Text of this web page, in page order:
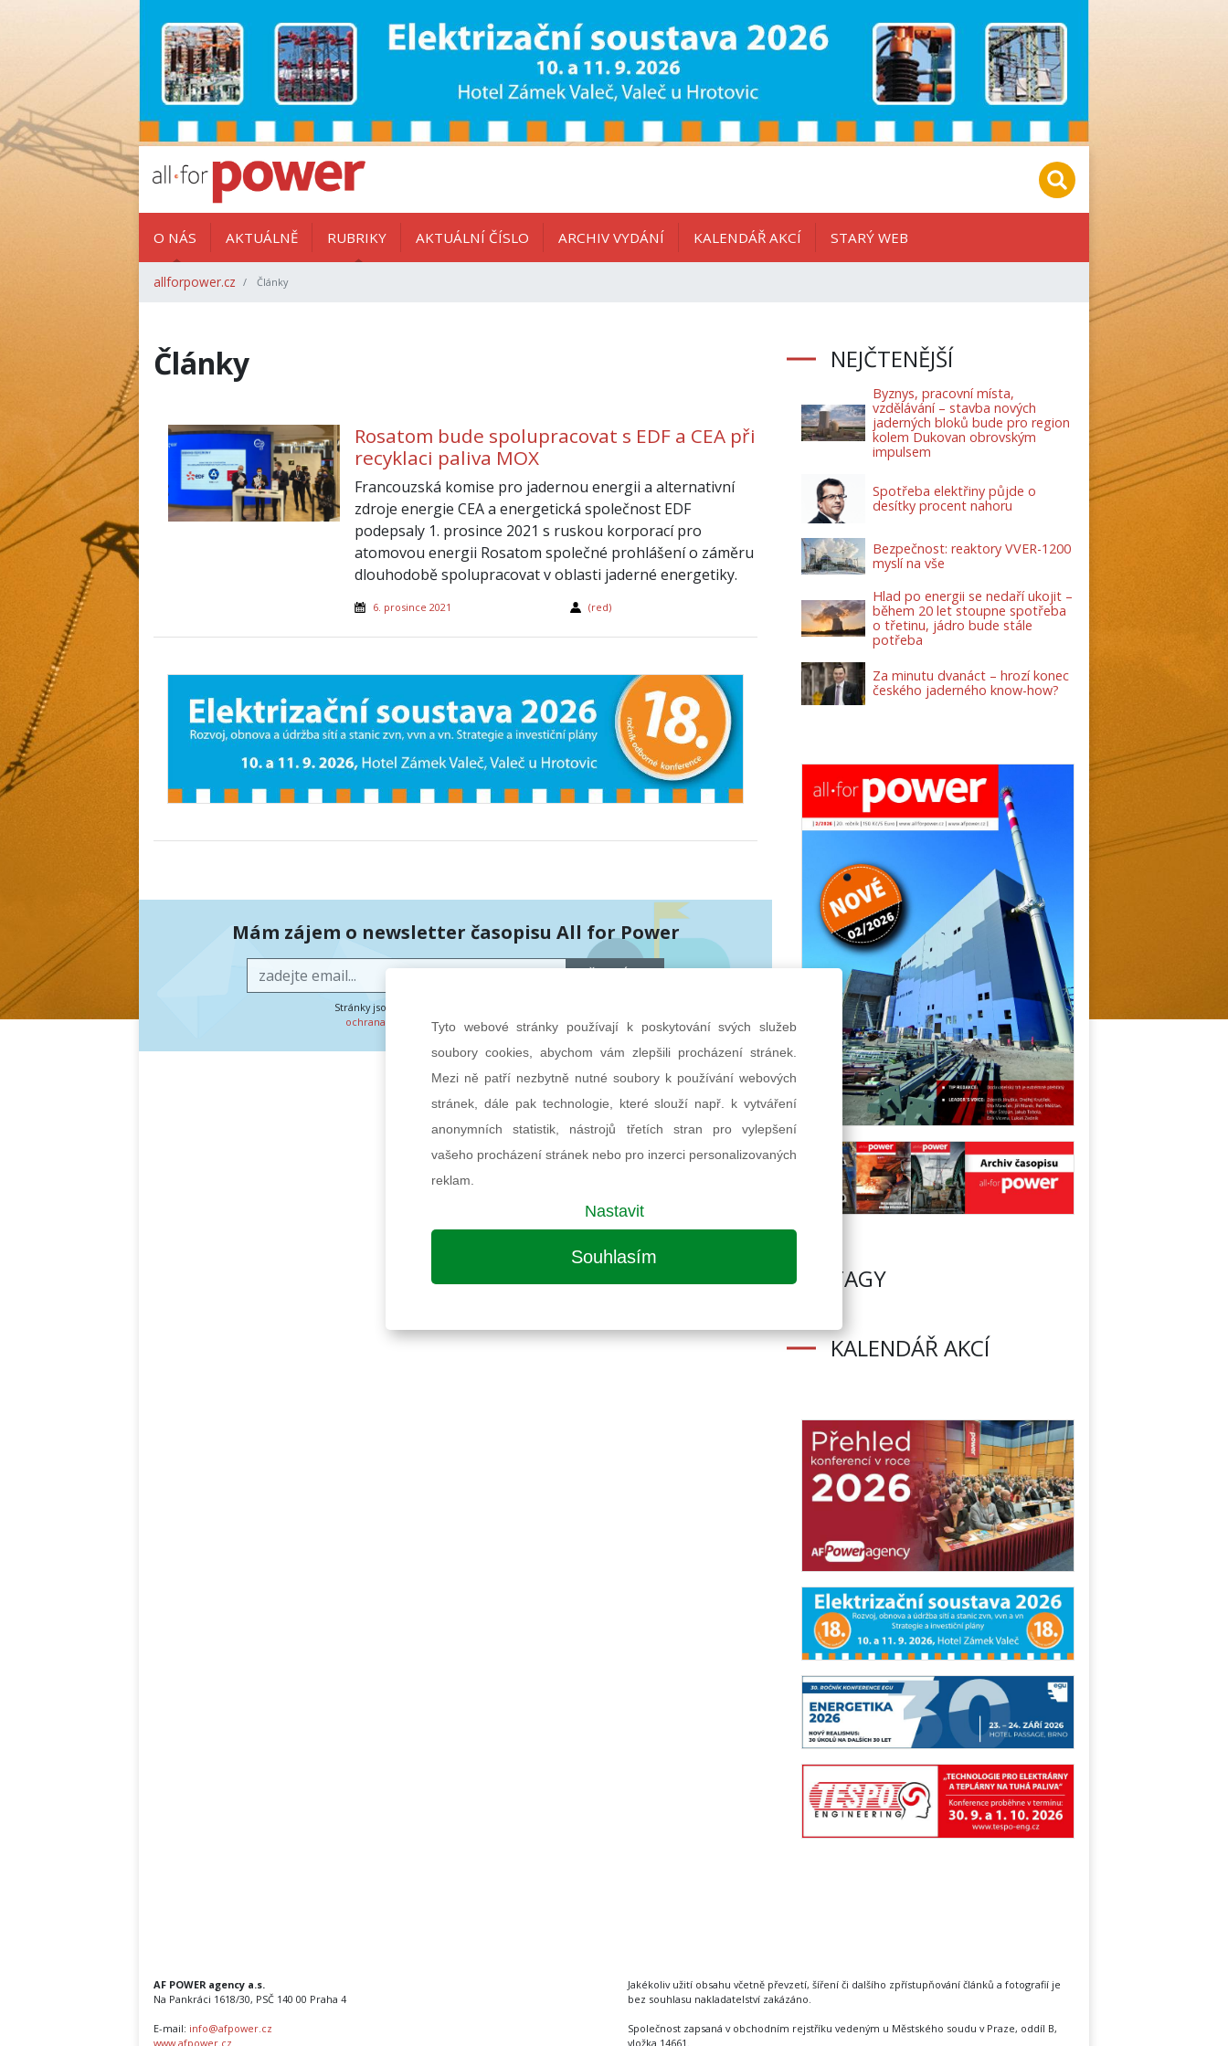
O NÁS AKTUÁLNĚ RUBRIKY AKTUÁLNÍ ČÍSLO ARCHIV VYDÁNÍ KALENDÁŘ AKCÍ STARÝ WEB
allforpower.cz Články
Články
Rosatom bude spolupracovat s EDF a CEA při
recyklaci paliva MOX
Francouzská komise pro jadernou energii a alternativní
zdroje energie CEA a energetická společnost EDF
podepsaly 1. prosince 2021 s ruskou korporací pro
atomovou energii Rosatom společné prohlášení o záměru
dlouhodobě spolupracovat v oblasti jaderné energetiky.
6. prosince 2021 (red)
Mám zájem o newsletter časopisu All for Power
Stránky jsou chráněny službou Google reCAPTCHA
ochrana osobních údajů asmluvní podmínky
NEJČTENĚJŠÍ
Byznys, pracovní místa,
vzdělávání – stavba nových
jaderných bloků bude pro region
kolem Dukovan obrovským
impulsem
Spotřeba elektřiny půjde o
desítky procent nahoru
Bezpečnost: reaktory VVER-1200
myslí na vše
Hlad po energii se nedaří ukojit –
během 20 let stoupne spotřeba
o třetinu, jádro bude stále
potřeba
Za minutu dvanáct – hrozí konec
českého jaderného know-how?
TAGY
KALENDÁŘ AKCÍ
AF POWER agency a.s.
Na Pankráci 1618/30, PSČ 140 00 Praha 4
E-mail: info@afpower.cz
www.afpower.cz
Jakékoliv užití obsahu včetně převzetí, šíření či dalšího zpřístupňování článků a fotografií je
bez souhlasu nakladatelství zakázáno.
Společnost zapsaná v obchodním rejstříku vedeným u Městského soudu v Praze, oddíl B,
vložka 14661.
Tyto webové stránky používají k poskytování svých služeb
soubory cookies, abychom vám zlepšili procházení stránek.
Mezi ně patří nezbytně nutné soubory k používání webových
stránek, dále pak technologie, které slouží např. k vytváření
anonymních statistik, nástrojů třetích stran pro vylepšení
vašeho procházení stránek nebo pro inzerci personalizovaných
reklam.
Nastavit
Souhlasím